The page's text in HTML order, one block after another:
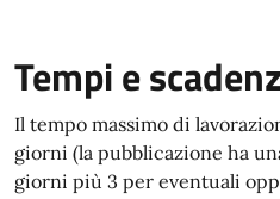
Tempi e
Il tempo massimo di
giorni (la pubblicazione ha
giorni più 3 per eventuali